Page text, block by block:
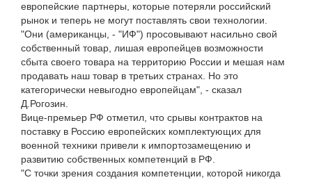
европейские партнеры, которые потеряли российский
рынок и теперь не могут поставлять свои технологии.
"Они (американцы, - "ИФ") просовывают насильно свой
собственный товар, лишая европейцев возможности
сбыта своего товара на территорию России и мешая нам
продавать наш товар в третьих странах. Но это
категорически невыгодно европейцам", - сказал
Д.Рогозин.
Вице-премьер РФ отметил, что срывы контрактов на
поставку в Россию европейских комплектующих для
военной техники привели к импортозамещению и
развитию собственных компетенций в РФ.
"С точки зрения создания компетенции, которой никогда